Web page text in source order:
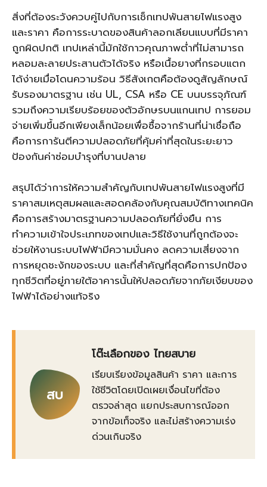
สิ่งที่ต้องระวังควบคู่ไปกับการเช็กเทปพันสายไฟแรงสูง
และราคา คือการระบาดของสินค้าลอกเลียนแบบที่มีราคา
ถูกผิดปกติ เทปเหล่านี้มักใช้กาวคุณภาพต่ำที่ไม่สามารถ
หลอมละลายประสานตัวได้จริง หรือเนื้อยางที่กรอบแตก
ได้ง่ายเมื่อโดนความร้อน วิธีสังเกตคือต้องดูสัญลักษณ์
รับรองมาตรฐาน เช่น UL, CSA หรือ CE บนบรรจุภัณฑ์
รวมถึงความเรียบร้อยของตัวอักษรบนแกนเทป การยอม
จ่ายเพิ่มขึ้นอีกเพียงเล็กน้อยเพื่อซื้อจากร้านที่น่าเชื่อถือ
คือการการันตีความปลอดภัยที่คุ้มค่าที่สุดในระยะยาว
ป้องกันค่าซ่อมบำรุงที่บานปลาย
สรุปได้ว่าการให้ความสำคัญกับเทปพันสายไฟแรงสูงที่มี
ราคาสมเหตุสมผลและสอดคล้องกับคุณสมบัติทางเทคนิค
คือการสร้างมาตรฐานความปลอดภัยที่ยั่งยืน การ
ทำความเข้าใจประเภทของเทปและวิธีใช้งานที่ถูกต้องจะ
ช่วยให้งานระบบไฟฟ้ามีความมั่นคง ลดความเสี่ยงจาก
การหยุดชะงักของระบบ และที่สำคัญที่สุดคือการปกป้อง
ทุกชีวิตที่อยู่ภายใต้อาคารนั้นให้ปลอดภัยจากภัยเงียบของ
ไฟฟ้าได้อย่างแท้จริง
สบ
โต๊ะเลือกของ ไทยสบาย
เรียบเรียงข้อมูลสินค้า ราคา และการ
ใช้ชีวิตโดยเปิดเผยเงื่อนไขที่ต้อง
ตรวจล่าสุด แยกประสบการณ์ออก
จากข้อเท็จจริง และไม่สร้างความเร่ง
ด่วนเกินจริง